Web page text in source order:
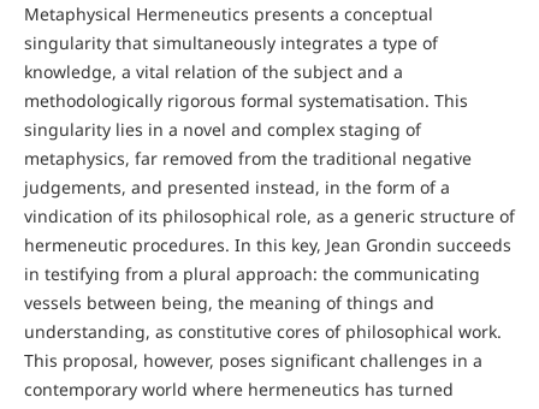
Metaphysical Hermeneutics presents a conceptual
singularity that simultaneously integrates a type of
knowledge, a vital relation of the subject and a
methodologically rigorous formal systematisation. This
singularity lies in a novel and complex staging of
metaphysics, far removed from the traditional negative
judgements, and presented instead, in the form of a
vindication of its philosophical role, as a generic structure of
hermeneutic procedures. In this key, Jean Grondin succeeds
in testifying from a plural approach: the communicating
vessels between being, the meaning of things and
understanding, as constitutive cores of philosophical work.
This proposal, however, poses significant challenges in a
contemporary world where hermeneutics has turned